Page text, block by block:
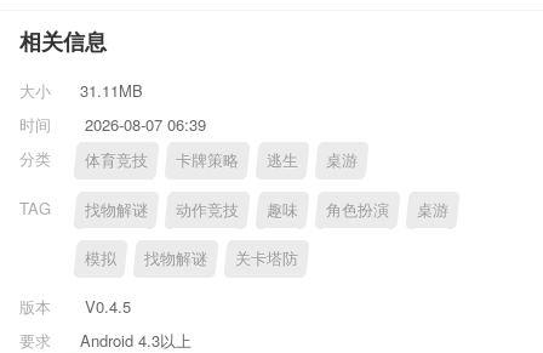
相关信息
大小
31.11MB
时间
2026-08-07 06:39
分类
体育竞技 卡牌策略 逃生 桌游
TAG 找物解谜 动作竞技 趣味 角色扮演 桌游
模拟 找物解谜 关卡塔防
版本
V0.4.5
要求
Android 4.3以上